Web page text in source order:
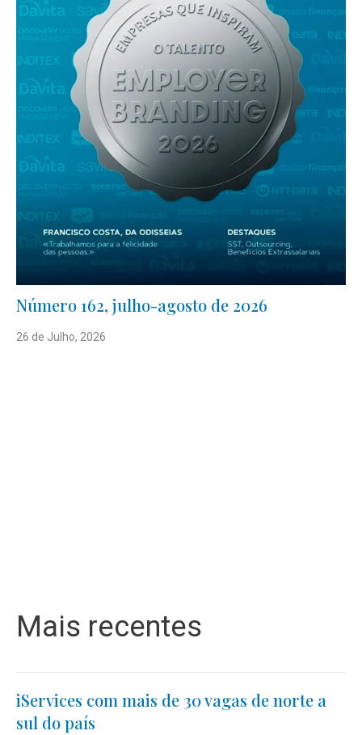
Número 162, julho-agosto de 2026
26 de Julho, 2026
Mais recentes
iServices com mais de 30 vagas de norte a
sul do país